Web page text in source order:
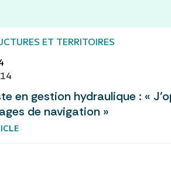
ET TERRITOIRES
en gestion hydraulique : «
de navigation »